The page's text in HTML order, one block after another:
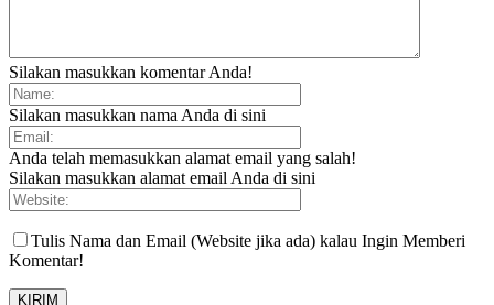
Silakan masukkan komentar Anda!
Silakan masukkan nama Anda di sini
Anda telah memasukkan alamat email yang salah!
Silakan masukkan alamat email Anda di sini
Tulis Nama dan Email (Website jika ada) kalau Ingin Memberi
Komentar!